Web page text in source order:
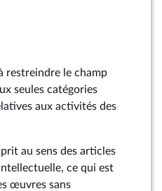
restreindre le champ
seules catégories
aux activités des
au sens des articles
ce qui est
œuvres sans